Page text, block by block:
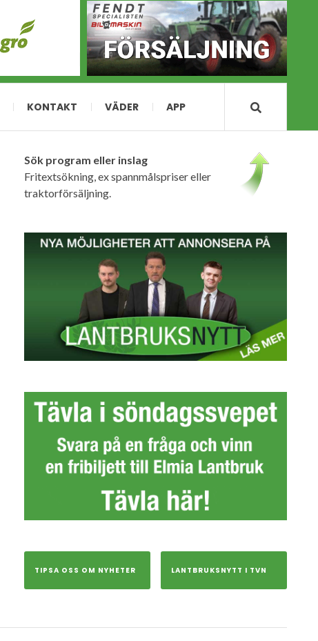
KONTAKT VÄDER APP
Sök program eller inslag
Fritextsökning, ex spannmålspriser eller
traktorförsäljning.
TIPSA OSS OM NYHETER LANTBRUKSNYTT I TVN